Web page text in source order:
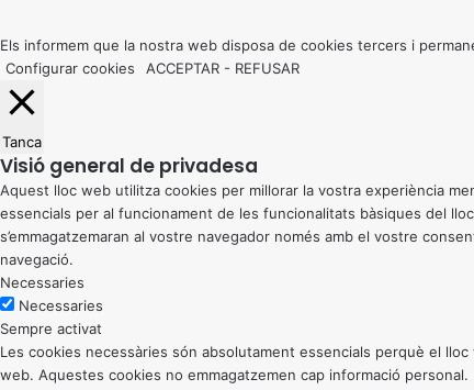
button
Els informem que la nostra web disposa de cookies tercers i
Configurar cookies
ACCEPTAR - REFUSAR
Tanca
Visió general de privadesa
Aquest lloc web utilitza cookies per millorar la vostra experiència
essencials per al funcionament de les funcionalitats bàsiques del
s’emmagatzemaran al vostre navegador només amb el vostre
navegació.
Necessaries
Necessaries
Sempre activat
Les cookies necessàries són absolutament essencials perquè el
web. Aquestes cookies no emmagatzemen cap informació personal.